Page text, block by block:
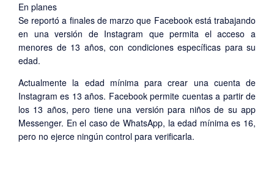
En planes
Se reportó a finales de marzo que Facebook está trabajando
en una versión de Instagram que permita el acceso a
menores de 13 años, con condiciones específicas para su
edad.
Actualmente la edad mínima para crear una cuenta de
Instagram es 13 años. Facebook permite cuentas a partir de
los 13 años, pero tiene una versión para niños de su app
Messenger. En el caso de WhatsApp, la edad mínima es 16,
pero no ejerce ningún control para verificarla.